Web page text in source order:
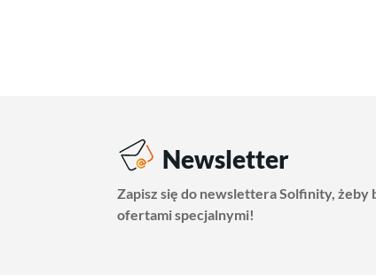
Newsletter
Zapisz się do newslettera Solfinity, żeby
ofertami specjalnymi!